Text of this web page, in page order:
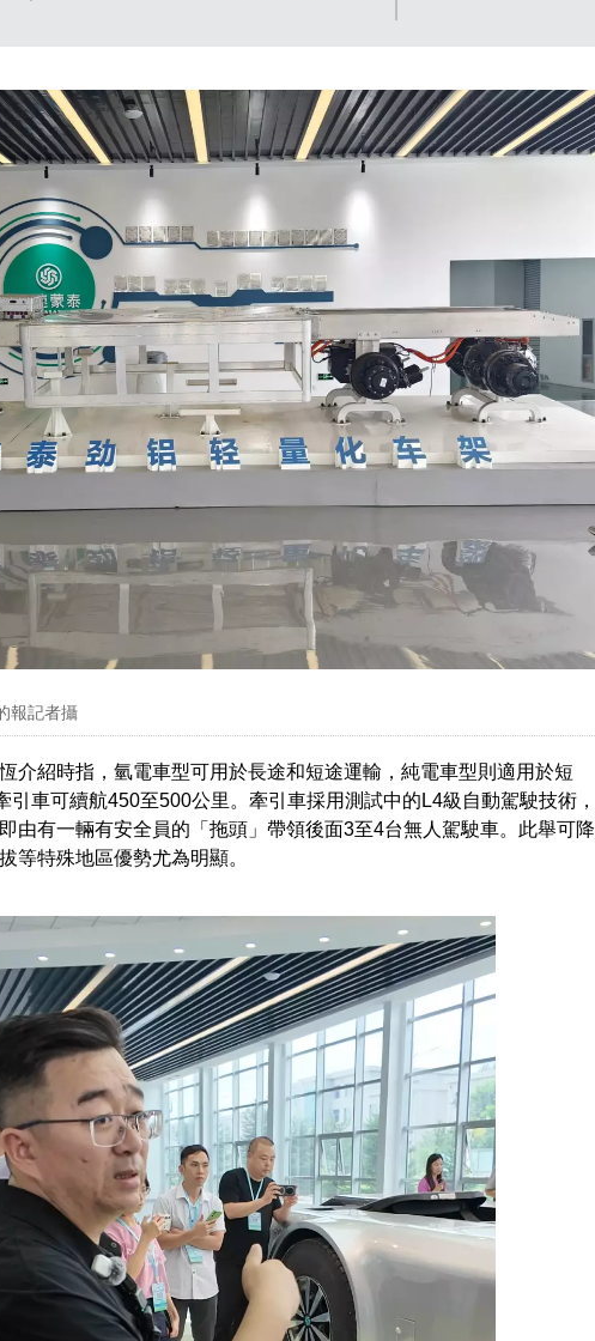
報記者攝
介紹時指，氫電車型可用於長途和短途運輸，純電車型則適用於短
引車可續航450至500公里。牽引車採用測試中的L4級自動駕駛技術，
由有一輛有安全員的「拖頭」帶領後面3至4台無人駕駛車。此舉可降
等特殊地區優勢尤為明顯。